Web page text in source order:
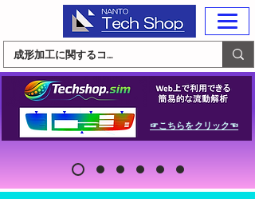
☞こちらをクリック☜